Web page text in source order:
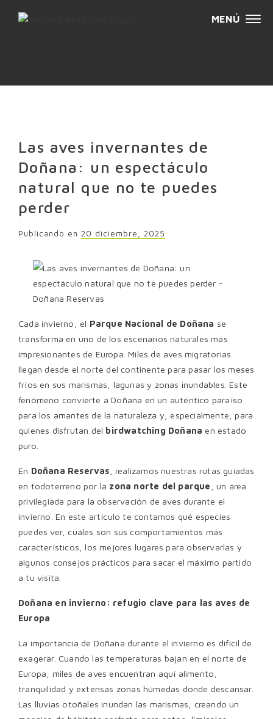
Las aves invernantes de
Doñana: un espectáculo
natural que no te puedes
perder
Publicando en 20 diciembre, 2025
Cada invierno, el Parque Nacional de Doñana se
transforma en uno de los escenarios naturales más
impresionantes de Europa. Miles de aves migratorias
llegan desde el norte del continente para pasar los meses
fríos en sus marismas, lagunas y zonas inundables. Este
fenómeno convierte a Doñana en un auténtico paraíso
para los amantes de la naturaleza y, especialmente, para
quienes disfrutan del birdwatching Doñana en estado
puro.
En Doñana Reservas , realizamos nuestras rutas guiadas
en todoterreno por la zona norte del parque , un área
privilegiada para la observación de aves durante el
invierno. En este artículo te contamos qué especies
puedes ver, cuáles son sus comportamientos más
característicos, los mejores lugares para observarlas y
algunos consejos prácticos para sacar el máximo partido
a tu visita.
Doñana en invierno: refugio clave para las aves de
Europa
La importancia de Doñana durante el invierno es difícil de
exagerar. Cuando las temperaturas bajan en el norte de
Europa, miles de aves encuentran aquí alimento,
tranquilidad y extensas zonas húmedas donde descansar.
Las lluvias otoñales inundan las marismas, creando un
MENÚ